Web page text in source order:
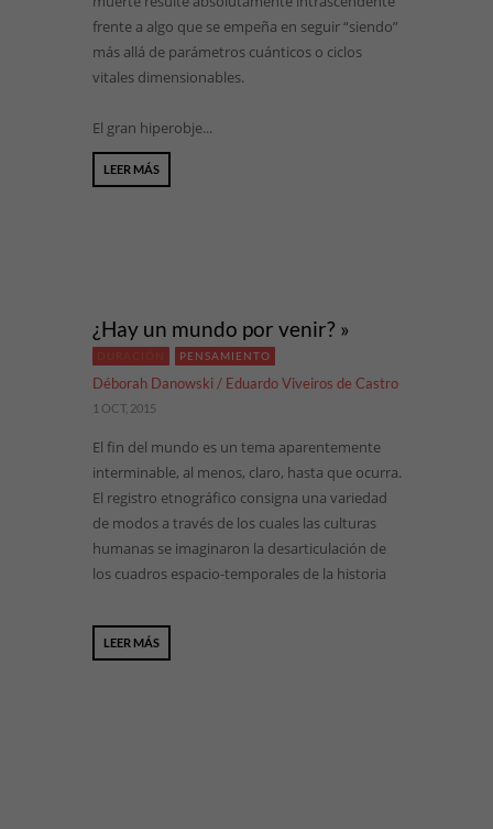
frente a algo que se empeña en seguir “siendo”
más allá de parámetros cuánticos o ciclos
vitales dimensionables.
El gran hiperobje...
LEER MÁS
¿Hay un mundo por venir? »
PENSAMIENTO
Déborah Danowski / Eduardo Viveiros de Castro
1 OCT, 2015
El fin del mundo es un tema aparentemente
interminable, al menos, claro, hasta que ocurra.
El registro etnográfico consigna una variedad
de modos a través de los cuales las culturas
humanas se imaginaron la desarticulación de
los cuadros espacio-temporales de la historia
LEER MÁS